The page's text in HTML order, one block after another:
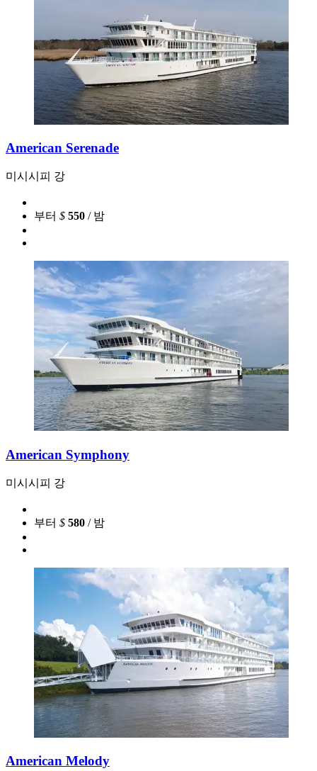
American Serenade
미시시피 강
부터 $ 550 / 밤
American Symphony
미시시피 강
부터 $ 580 / 밤
American Melody